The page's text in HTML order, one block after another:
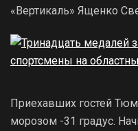
«Вертикаль» Ященко
Приехавших гостей
морозом -31 градус.